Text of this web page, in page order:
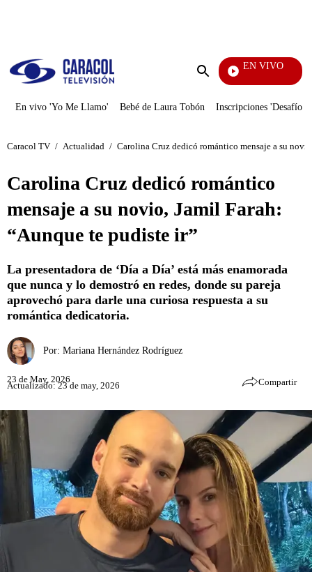
Enviar
EN VIVO
En vivo 'Yo Me Llamo' Bebé de Laura Tobón Inscripciones 'Desafío'
Caracol TV / Actualidad / Carolina Cruz dedicó romántico mensaje a su
Carolina Cruz dedicó romántico
mensaje a su novio, Jamil Farah:
“Aunque te pudiste ir”
La presentadora de ‘Día a Día’ está más enamorada
que nunca y lo demostró en redes, donde su pareja
aprovechó para darle una curiosa respuesta a su
romántica dedicatoria.
Por: Mariana Hernández Rodríguez
23 de May, 2026
Actualizado: 23 de may, 2026 Compartir